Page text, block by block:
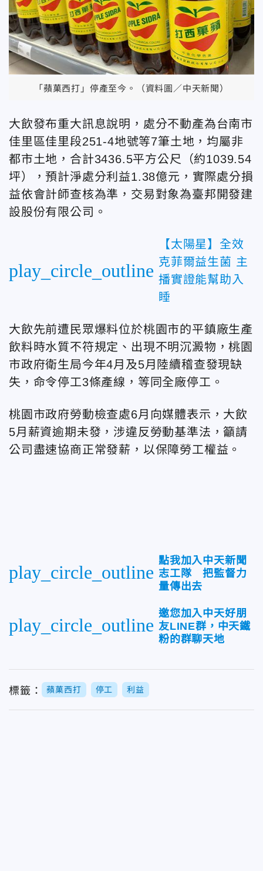
「蘋菓西打」停產至今。（資料圖／中天新聞）
大飲發布重大訊息說明，處分不動產為台南市
佳里區佳里段251-4地號等7筆土地，均屬非
都市土地，合計3436.5平方公尺（約1039.54
坪），預計淨處分利益1.38億元，實際處分損
益依會計師查核為準，交易對象為臺邦開發建
設股份有限公司。
play_circle_outline
【太陽星】全效
克菲爾益生菌 主
播實證能幫助入
睡
大飲先前遭民眾爆料位於桃園市的平鎮廠生產
飲料時水質不符規定、出現不明沉澱物，桃園
市政府衛生局今年4月及5月陸續稽查發現缺
失，命令停工3條產線，等同全廠停工。
桃園市政府勞動檢查處6月向媒體表示，大飲
5月薪資逾期未發，涉違反勞動基準法，籲請
公司盡速協商正常發薪，以保障勞工權益。
play_circle_outline
點我加入中天新聞
志工隊 把監督力
量傳出去
play_circle_outline
邀您加入中天好朋
友LINE群，中天鐵
粉的群聊天地
標籤： 蘋菓西打 停工 利益